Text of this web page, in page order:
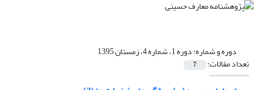
دوره و شماره:دوره 1، شماره 4، زمستان 1395
تعداد مقالات: 7